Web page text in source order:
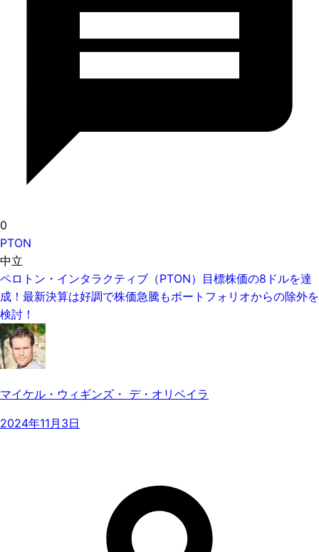
0
PTON
中立
ペロトン・インタラクティブ（PTON）目標株価の8ドルを達
成！最新決算は好調で株価急騰もポートフォリオからの除外を
検討！
マイケル・ウィギンズ・ デ・オリベイラ
2024年11月3日